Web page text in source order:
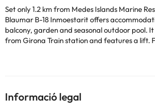
Set only 1.2 km from Medes Islands Marine
Blaumar B-18 Inmoestarit offers
balcony, garden and seasonal outdoor pool.
from Girona Train station and features a lift.
available throughout the property and
the apartment will be able to enjoy activities
L'Estartit, like hiking. Dalí Museum is 42 km from Blaumar B-18
Informació legal